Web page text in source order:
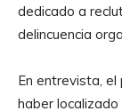
dedicado a
delincuencia
En entrevista, el
haber